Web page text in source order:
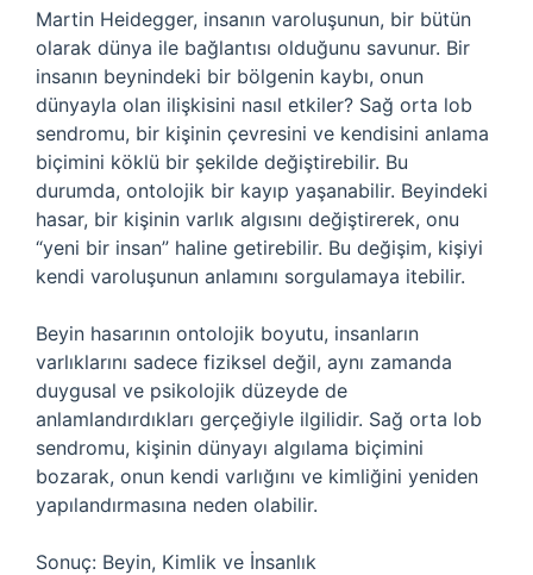
Martin Heidegger, insanın varoluşunun, bir bütün
olarak dünya ile bağlantısı olduğunu savunur. Bir
insanın beynindeki bir bölgenin kaybı, onun
dünyayla olan ilişkisini nasıl etkiler? Sağ orta lob
sendromu, bir kişinin çevresini ve kendisini anlama
biçimini köklü bir şekilde değiştirebilir. Bu
durumda, ontolojik bir kayıp yaşanabilir. Beyindeki
hasar, bir kişinin varlık algısını değiştirerek, onu
“yeni bir insan” haline getirebilir. Bu değişim, kişiyi
kendi varoluşunun anlamını sorgulamaya itebilir.
Beyin hasarının ontolojik boyutu, insanların
varlıklarını sadece fiziksel değil, aynı zamanda
duygusal ve psikolojik düzeyde de
anlamlandırdıkları gerçeğiyle ilgilidir. Sağ orta lob
sendromu, kişinin dünyayı algılama biçimini
bozarak, onun kendi varlığını ve kimliğini yeniden
yapılandırmasına neden olabilir.
Sonuç: Beyin, Kimlik ve İnsanlık